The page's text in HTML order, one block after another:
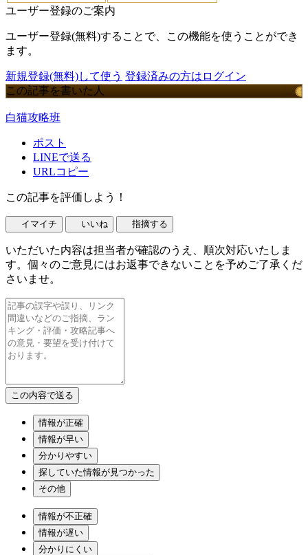
ユーザー登録のご案内
ユーザー登録(無料)することで、この機能を使うことができ
ます。
新規登録(無料)して使う 登録済みの方はログイン
この記事を書いた人
白猫攻略班
ポスト
LINEで送る
URLコピー
この記事を評価しよう！
イマイチ いいね 指摘する
いただいた内容は担当者が確認のうえ、順次対応いたしま
す。個々のご意見にはお返事できないことを予めご了承くだ
さいませ。
情報が正確
情報が早い
分かりやすい
探していた情報が見つかった
その他
情報が不正確
情報が遅い
分かりにくい